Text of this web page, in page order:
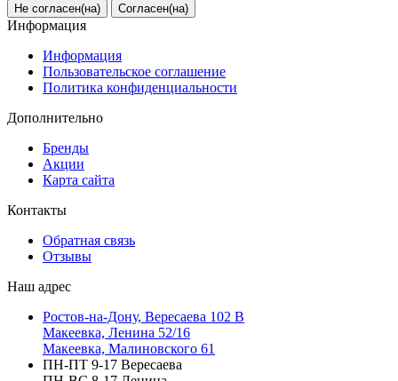
Не согласен(на) Согласен(на)
Информация
Информация
Пользовательское соглашение
Политика конфиденциальности
Дополнительно
Бренды
Акции
Карта сайта
Контакты
Обратная связь
Отзывы
Наш адрес
Ростов-на-Дону, Вересаева 102 В
Макеевка, Ленина 52/16
Макеевка, Малиновского 61
ПН-ПТ 9-17 Вересаева